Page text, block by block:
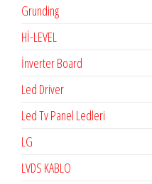
Grunding
Hİ-LEVEL
İnverter Board
Led Driver
Led Tv Panel Ledleri
LG
LVDS KABLO